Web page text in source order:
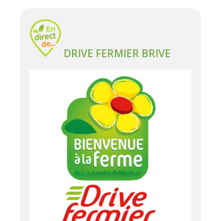
DRIVE FERMIER BRIVE